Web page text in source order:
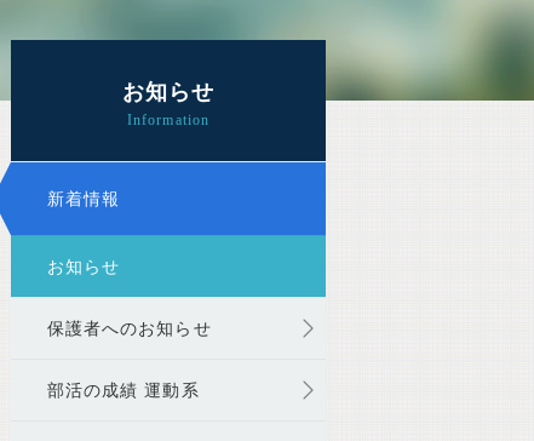
お知らせ
新着情報
お知らせ
保護者へのお知らせ
部活の成績 運動系